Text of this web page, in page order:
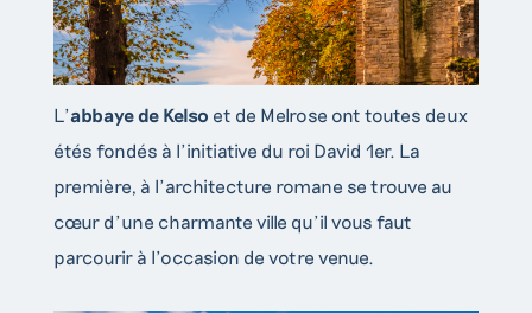
L’abbaye de Kelso et de Melrose ont toutes deux
étés fondés à l’initiative du roi David 1er. La
première, à l’architecture romane se trouve au
cœur d’une charmante ville qu’il vous faut
parcourir à l’occasion de votre venue.